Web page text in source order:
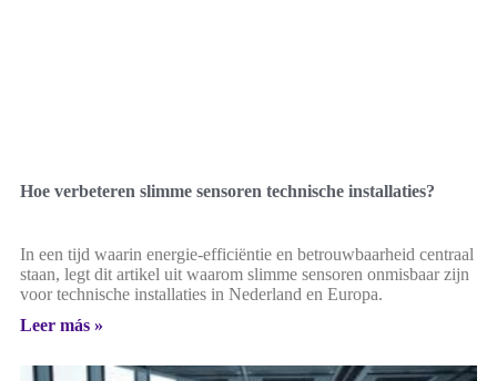
Hoe verbeteren slimme sensoren technische installaties?
In een tijd waarin energie-efficiëntie en betrouwbaarheid centraal
staan, legt dit artikel uit waarom slimme sensoren onmisbaar zijn
voor technische installaties in Nederland en Europa.
Leer más »